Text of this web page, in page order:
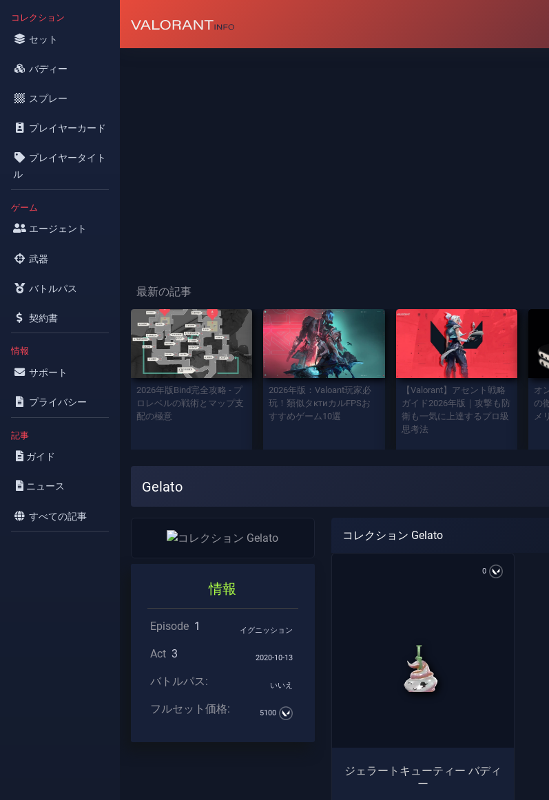
コレクション
セット
バディー
スプレー
プレイヤーカード
プレイヤータイト
ル
ゲーム
エージェント
武器
バトルパス
契約書
情報
サポート
プライバシー
記事
ガイド
ニュース
すべての記事
最新の記事
2026年版Bind完全攻略 - プ
ロレベルの戦術とマップ支
配の極意
2026年版：Valoant玩家必
玩！類似タктиカルFPSお
すすめゲーム10選
【Valorant】アセント戦略
ガイド2026年版｜攻撃も防
衛も一気に上達するプロ級
思考法
オ
の
メ
Gelato
情報
Episode 1 イグニッション
Act 3 2020-10-13
バトルパス: いいえ
フルセット価格: 5100
コレクション Gelato
0
ジェラートキューティー バディ
ー